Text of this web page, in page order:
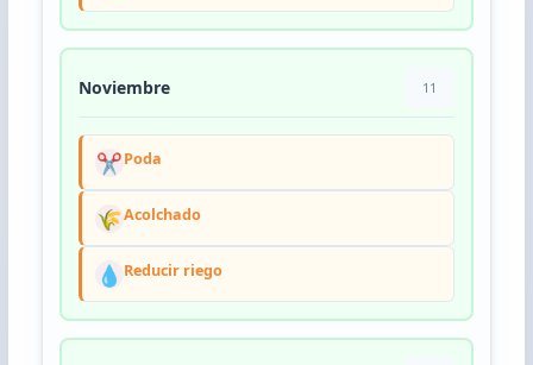
Noviembre 11
✂️Poda
🌾Acolchado
💧 Reducir riego